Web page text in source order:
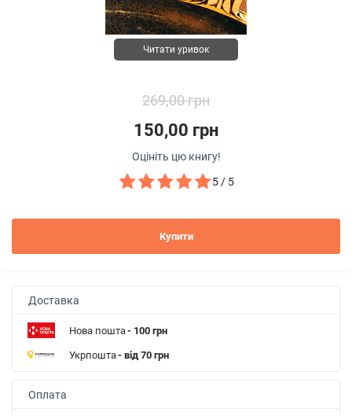
Читати уривок
269,00 грн
150,00 грн
Оцініть цю книгу!
5 / 5
Купити
Доставка
Нова пошта- 100 грн
Укрпошта- від 70 грн
Оплата